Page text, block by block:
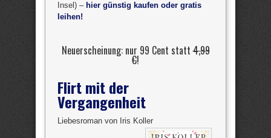
Insel) – hier günstig kaufen oder gratis
leihen!
Neuerscheinung: nur 99 Cent statt4,99
€!
Flirt mit der
Vergangenheit
Liebesroman von Iris Koller